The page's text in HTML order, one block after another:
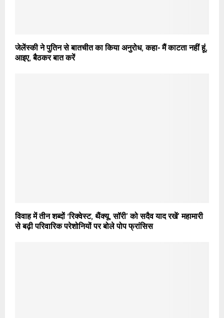
जेलेंस्की ने पुतिन से बातचीत का किया अनुरोध, कहा- मैं काटता नहीं हूं,
आइए, बैठकर बात करें
विवाह में तीन शब्दों ‘रिक्वेस्ट, थैंक्यू, सॉरी’ को सदैव याद रखें’ महामारी
से बढ़ी परिवारिक परेशोनियों पर बोले पोप फ्रांसिस